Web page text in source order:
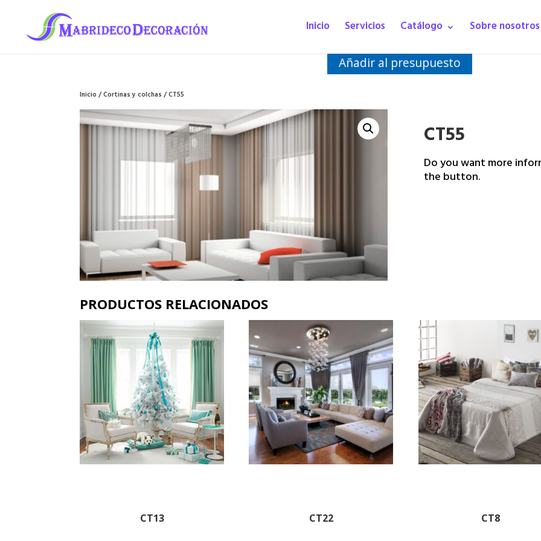
Inicio Servicios Catálogo Sobre nosotros
Añadir al presupuesto
Inicio/Cortinas y colchas/ CT55
CT55
Do you want more
the button.
PRODUCTOS RELACIONADOS
CT13 CT22 CT8